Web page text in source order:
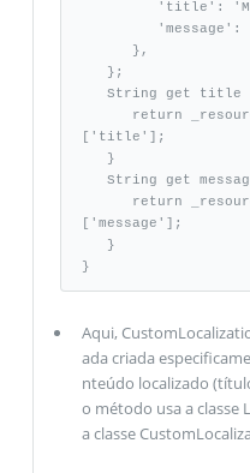
['title'];
['message'];
}
Aqui,
ada criada
nteúdo localizado
o método usa a classe
a classe